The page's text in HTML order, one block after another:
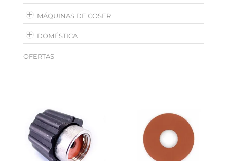
MÁQUINAS DE COSER
DOMÉSTICA
OFERTAS